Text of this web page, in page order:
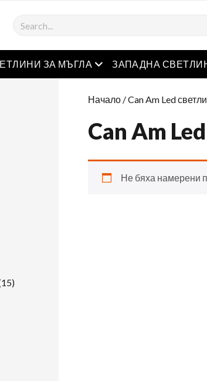
Търсене
менютоЗА МЪГЛА Отворете менюто
ЗАПАДНА
Начало / Can Am Led
Can Am
Не бяха намерени
1515